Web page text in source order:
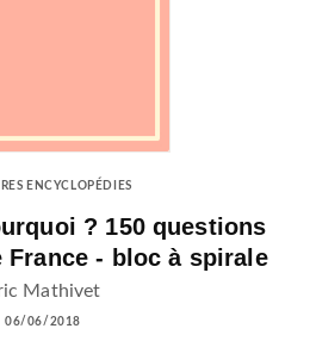
ENCYCLOPÉDIES
? 150 questions
- bloc à spirale
Mathivet
06/06/2018